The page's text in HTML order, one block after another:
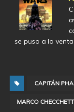
se puso a la
CAPITÁN
MARCO